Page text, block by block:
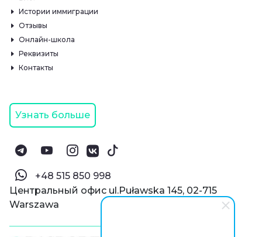
Истории иммиграции
Отзывы
Онлайн-школа
Реквизиты
Контакты
Узнать больше
‪+48 515 850 998‬
Центральный офис ul.Puławska 145, 02-715
Warszawa